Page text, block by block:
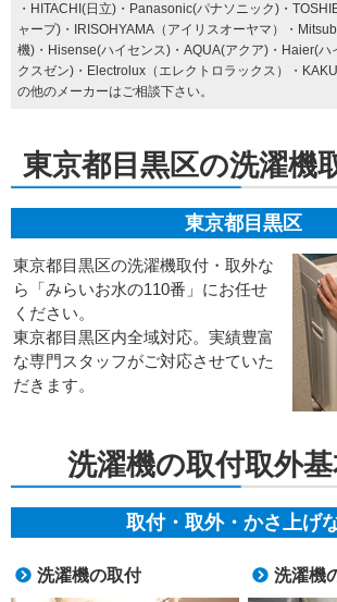
・HITACHI(日立)・Panasonic(パナソニック)・
ャープ)・IRISOHYAMA（アイリスオーヤマ）・
機)・Hisense(ハイセンス)・AQUA(アクア)・Haier(ハ
クスゼン)・Electrolux（エレクトロラックス）・
の他のメーカーはご相談下さい。
東京都目黒区の洗濯機
東京都目黒区
東京都目黒区の洗濯機取付・取外な
ら「みらいお水の110番」にお任せ
ください。
東京都目黒区内全域対応。実績豊富
な専門スタッフがご対応させていた
だきます。
洗濯機の取付取外
取付・取外・かさ上げ
洗濯機の取付 洗濯機